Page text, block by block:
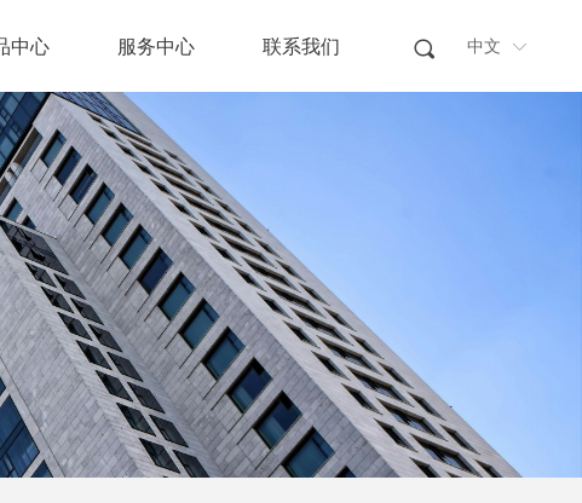
中心 服务中心 联系我们 끠 ꀅ
中文 ꀅ
中文